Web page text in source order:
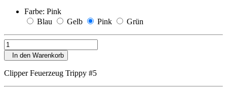
Farbe: Pink
Blau
Gelb Pink Grün
In den Warenkorb
Clipper Feuerzeug Trippy #5